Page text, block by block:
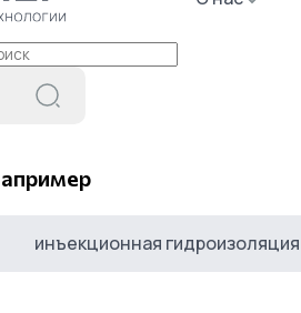
инъекционная гидроизоляция